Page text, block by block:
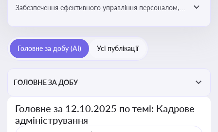
Забезпечення ефективного управління персоналом,
Головне за добу (AI) Усі публікації
ГОЛОВНЕ ЗА ДОБУ
Головне за 12.10.2025 по темі: Кадрове
адміністрування